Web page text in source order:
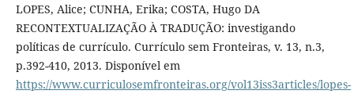
LOPES, Alice; CUNHA, Erika; COSTA, Hugo DA
RECONTEXTUALIZAÇÃO À TRADUÇÃO: investigando
políticas de currículo. Currículo sem Fronteiras, v. 13, n.3,
p.392-410, 2013. Disponível em
https://www.curriculosemfronteiras.org/vol13iss3articles/lopes-